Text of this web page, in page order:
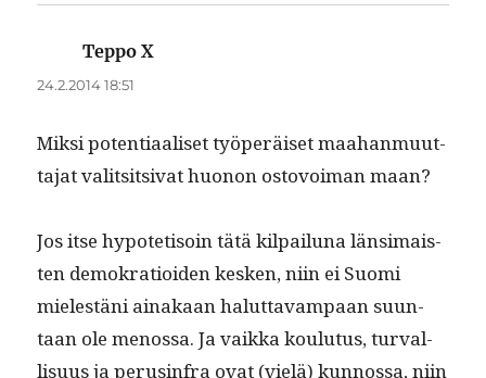
Teppo X
24.2.2014 18:51
Mik­si poten­ti­aaliset työperäiset maa­han­muut­
ta­jat val­it­sit­si­vat huonon ostovoiman maan?
Jos itse hypoteti­soin tätä kil­pailu­na län­si­mais­
ten demokra­tioiden kesken, niin ei Suo­mi
mielestäni ainakaan halut­tavam­paan suun­
taan ole menos­sa. Ja vaik­ka koulu­tus, tur­val­
lisu­us ja perus­in­fra ovat (vielä) kun­nos­sa, niin